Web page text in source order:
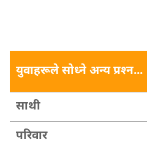
युवाहरूले सोध्ने अन्य प्रश्‍न...
साथी
परिवार